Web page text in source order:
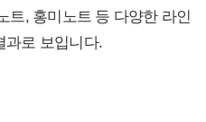
트, 홍미노트 등 다양한 라인
과로 보입니다.